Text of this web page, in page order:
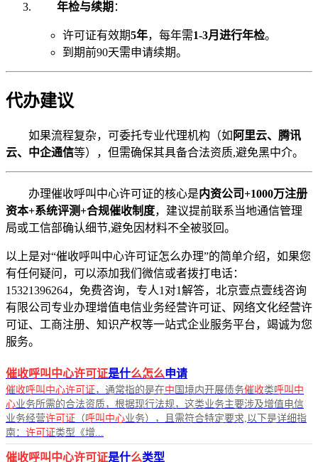
年检与续期 ：
许可证有效期5年，每年需1-3月进行年检。
到期前90天需申请续期。
代办建议
如果流程复杂，可委托专业代理机构（如 阿里云、腾讯
云、中企通信等），但需确保其具备合法资质,避免黑中介。
办理催收呼叫中心许可证的核心是内资公司+1000万注册
资本+系统评测+合规催收制度，建议提前联系当地通信管理
局或工信部确认细节,避免因材料不全被驳回。
以上是对“催收呼叫中心许可证怎么办理”的简单介绍，如果您
有任何疑问，可以添加我们微信或者拨打电话：
15321396264，免费咨询，专人1对1解答，北京壹点壹线咨询
有限公司专业办理增值电信业务经营许可证、网络文化经营许
可证、工商注册、知识产权等一站式企业服务平台，竭诚为您
服务。
催收呼叫中心许可证是什么怎么申请
催收呼叫中心许可证 ，通常指的是在中 国境内开展债务催收类 呼叫中
心业务所需的合法资质，根据现行法规，这类业务主要涉及增值电信
业务经营许可证 （ 呼叫中心业务），且需符合特定要求,以下是详细指
南： 许可证类型《增...
催收呼叫中心许可证是什么类型